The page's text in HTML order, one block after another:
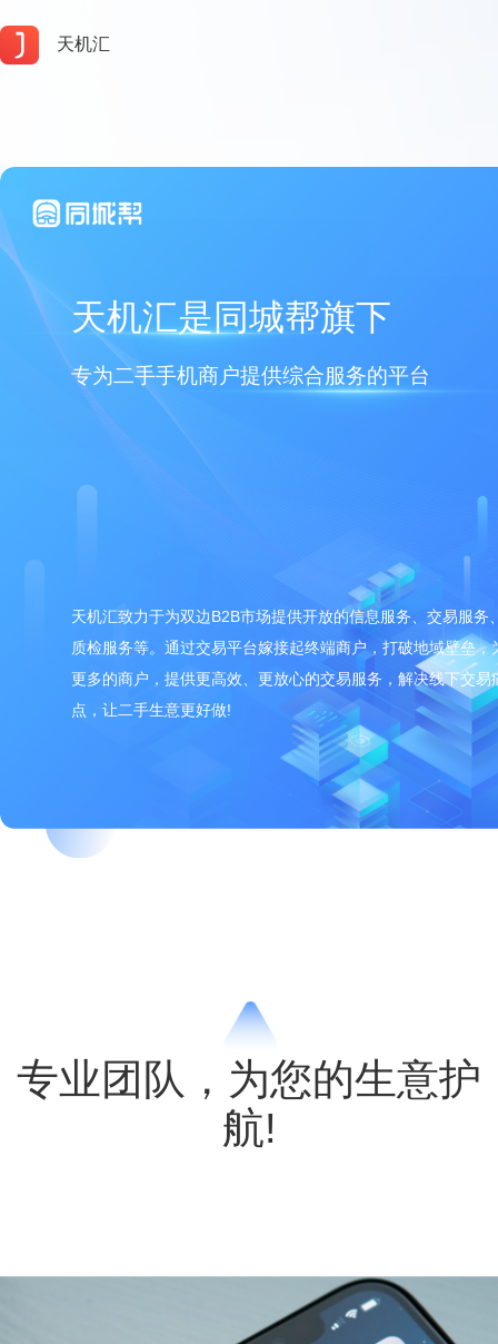
天机汇
天机汇是同城帮旗下
专为二手手机商户提供综合服务的平台
天机汇致力于为双边B2B市场提供开放的信息服务、交易服务
质检服务等。通过交易平台嫁接起终端商户，打破地域壁垒，
更多的商户，提供更高效、更放心的交易服务，解决线下交易
点，让二手生意更好做!
专业团队，为您的生意护
航!